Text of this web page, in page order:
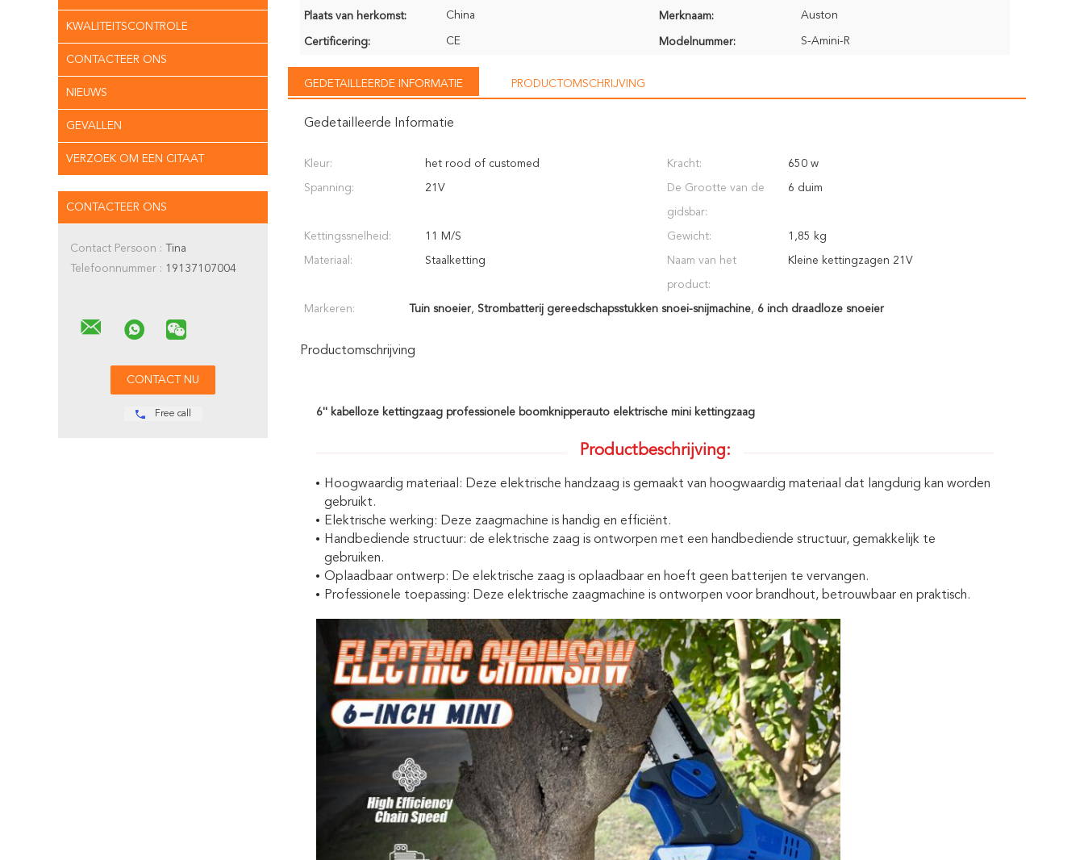
KWALITEITSCONTROLE
CONTACTEER ONS
NIEUWS
GEVALLEN
VERZOEK OM EEN CITAAT
CONTACTEER ONS
Contact Persoon : Tina
Telefoonnummer : 19137107004
Free call
Plaats van herkomst: China Merknaam: Auston
Certificering: CE Modelnummer: S-Amini-R
GEDETAILLEERDE INFORMATIE PRODUCTOMSCHRIJVING
Gedetailleerde Informatie
Kleur: het rood of customed Kracht: 650 w
Spanning: 21V De Grootte van de
gidsbar:
6 duim
Kettingssnelheid: 11 M/S Gewicht: 1,85 kg
Materiaal: Staalketting Naam van het
product:
Kleine kettingzagen 21V
Markeren: Tuin snoeier, Strombatterij gereedschapsstukken snoei-snijmachine, 6 inch draadloze snoeier
Productomschrijving
6'' kabelloze kettingzaag professionele boomknipperauto elektrische mini kettingzaag
Productbeschrijving:
Hoogwaardig materiaal: Deze elektrische handzaag is gemaakt van hoogwaardig materiaal dat langdurig kan worden
gebruikt.
Elektrische werking: Deze zaagmachine is handig en efficiënt.
Handbediende structuur: de elektrische zaag is ontworpen met een handbediende structuur, gemakkelijk te
gebruiken.
Oplaadbaar ontwerp: De elektrische zaag is oplaadbaar en hoeft geen batterijen te vervangen.
Professionele toepassing: Deze elektrische zaagmachine is ontworpen voor brandhout, betrouwbaar en praktisch.